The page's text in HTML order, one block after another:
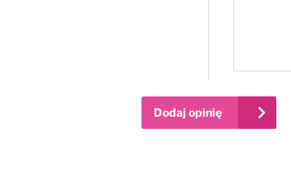
Dodaj opinię